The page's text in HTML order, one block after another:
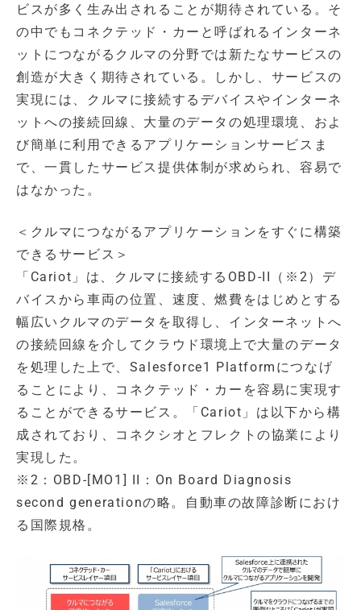
ビスが多く生み出されることが期待されている。そ
の中でもコネクテッド・カーと呼ばれるインターネ
ットにつながるクルマの分野では新たなサービスの
創造が大きく期待されている。しかし、サービスの
実現には、クルマに接続するデバイスやインターネ
ットへの接続回線、大量のデータの処理環境、およ
び簡単に利用できるアプリケーションサービスま
で、一貫したサービス提供体制が求められ、容易で
はなかった。
＜クルマにつながるアプリケーションをすぐに構築
できるサービス＞
「Cariot」は、クルマに接続するOBD-II（※2）デ
バイスから車両の位置、速度、燃費をはじめとする
幅広いクルマのデータを取得し、インターネットへ
の接続回線を介してクラウド環境上で大量のデータ
を処理した上で、Salesforce1 Platformにつなげ
ることにより、コネクテッド・カーを容易に実現す
ることができるサービス。「Cariot」は以下から構
成されており、コネクシオとフレクトの協業により
実現した。
※2：OBD-[MO1] II：On Board Diagnosis
second generationの略。自動車の故障診断におけ
る国際規格。